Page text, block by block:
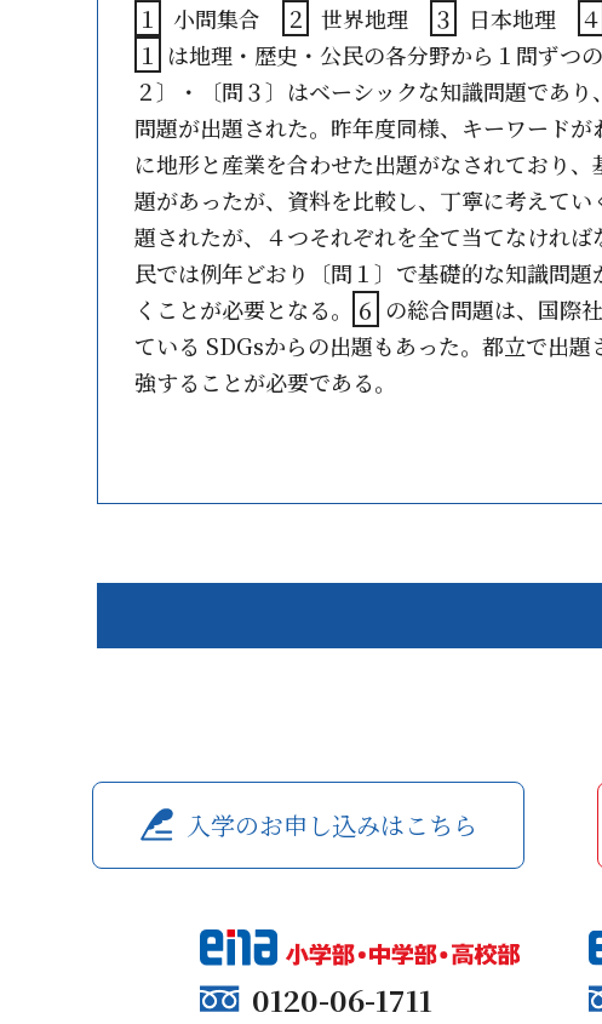
１
小問集合 ２ 世界地理 ３ 日本地理 ４
１
は地理・歴史・公民の各分野から１問ずつ
２〕・〔問３〕はベーシックな知識問題であり
問題が出題された。昨年度同様、キーワードが
に地形と産業を合わせた出題がなされており
題があったが、資料を比較し、丁寧に考えてい
題されたが、４つそれぞれを全て当てなけれ
民では例年どおり〔問１〕で基礎的な知識問
くことが必要となる。
６ の総合問題は、国際
ている SDGsからの出題もあった。都立で出
強することが必要である。
入学のお申し込みはこちら
0120-06-1711